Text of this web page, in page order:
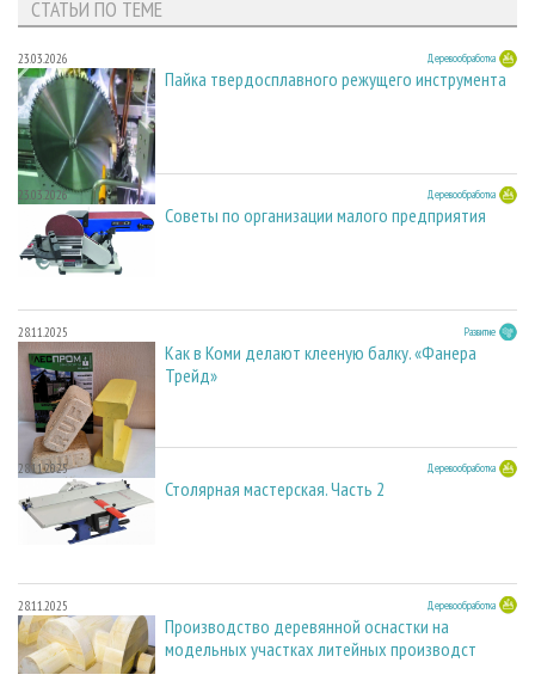
СТАТЬИ ПО ТЕМЕ
23.03.2026 Деревообработка
Пайка твердосплавного режущего инструмента
23.03.2026 Деревообработка
Советы по организации малого предприятия
28.11.2025 Развитие
Как в Коми делают клееную балку. «Фанера
Трейд»
28.11.2025 Деревообработка
Столярная мастерская. Часть 2
28.11.2025 Деревообработка
Производство деревянной оснастки на
модельных участках литейных производст